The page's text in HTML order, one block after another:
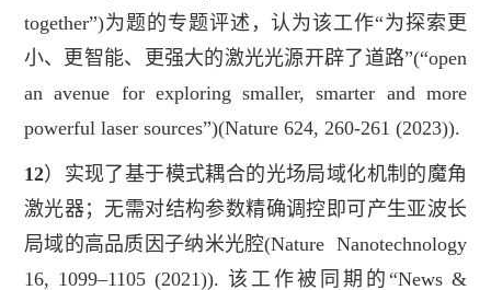
together”)为题的专题评述，认为该工作“为探索更
小、更智能、更强大的激光光源开辟了道路”(“open
an avenue for exploring smaller, smarter and more
powerful laser sources”)(Nature 624, 260-261 (2023)).
12）实现了基于模式耦合的光场局域化机制的魔角
激光器；无需对结构参数精确调控即可产生亚波长
局域的高品质因子纳米光腔(Nature Nanotechnology
16, 1099–1105 (2021)). 该工作被同期的“News &